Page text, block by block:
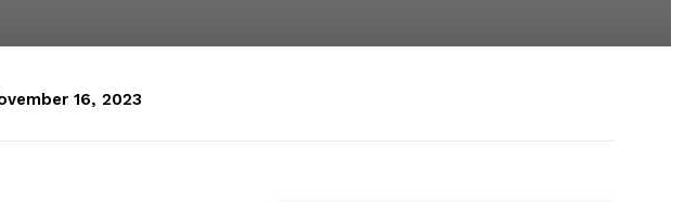
16, 2023